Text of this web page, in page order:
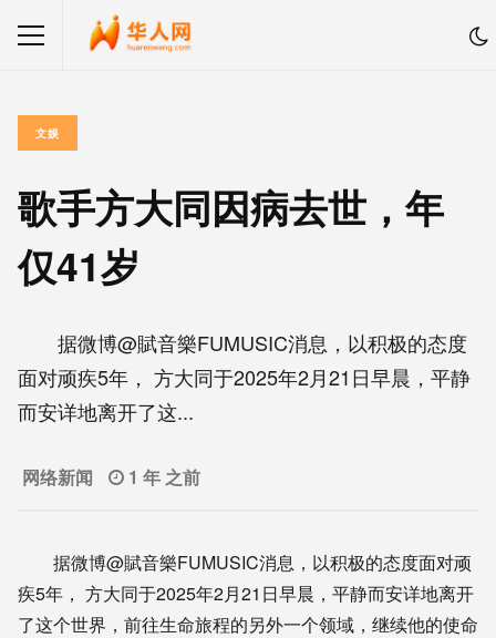
文娱
歌手方大同因病去世，年
仅41岁
据微博@賦音樂FUMUSIC消息，以积极的态度
面对顽疾5年， 方大同于2025年2月21日早晨，平静
而安详地离开了这...
网络新闻 1 年 之前
据微博@賦音樂FUMUSIC消息，以积极的态度面对顽
疾5年， 方大同于2025年2月21日早晨，平静而安详地离开
了这个世界，前往生命旅程的另外一个领域，继续他的使命